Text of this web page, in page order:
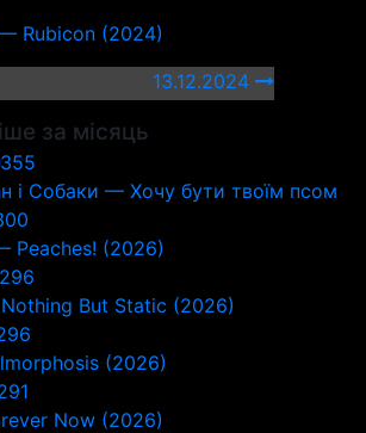
Rubicon (2024)
13.12.2024
за місяць
355
і Собаки — Хочу бути твоїм псом
Peaches! (2026)
296
But Static (2026)
(2026)
Now (2026)